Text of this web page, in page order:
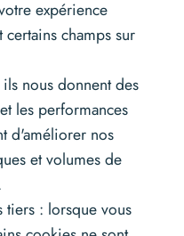
expérience
champs sur
nous donnent des
les performances
d'améliorer nos
et volumes de
: lorsque vous